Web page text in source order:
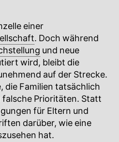
einer
. Doch während
und neue
wird, bleibt die
auf der Strecke.
die Familien tatsächlich
Prioritäten. Statt
für Eltern und
darüber, wie eine
hat.